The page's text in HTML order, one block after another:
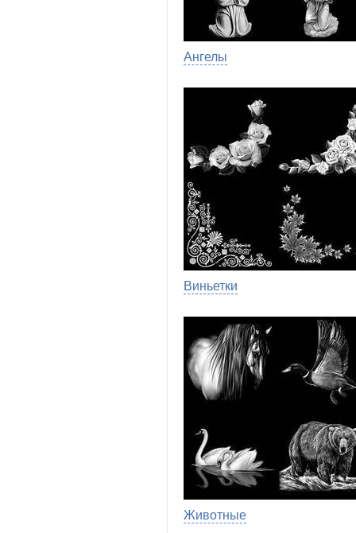
Ангелы
Виньетки
Животные